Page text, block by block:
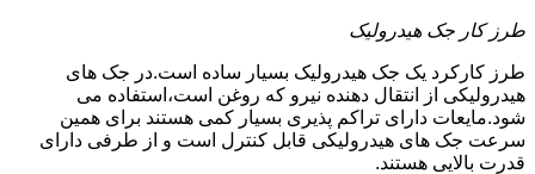
طرز کار جک هیدرولیک
طرز کارکرد یک جک هیدرولیک بسیار ساده است.در جک های
هیدرولیکی از انتقال دهنده نیرو که روغن است،استفاده می
شود.مایعات دارای تراکم پذیری بسیار کمی هستند برای همین
سرعت جک های هیدرولیکی قابل کنترل است و از طرفی دارای
قدرت بالایی هستند.